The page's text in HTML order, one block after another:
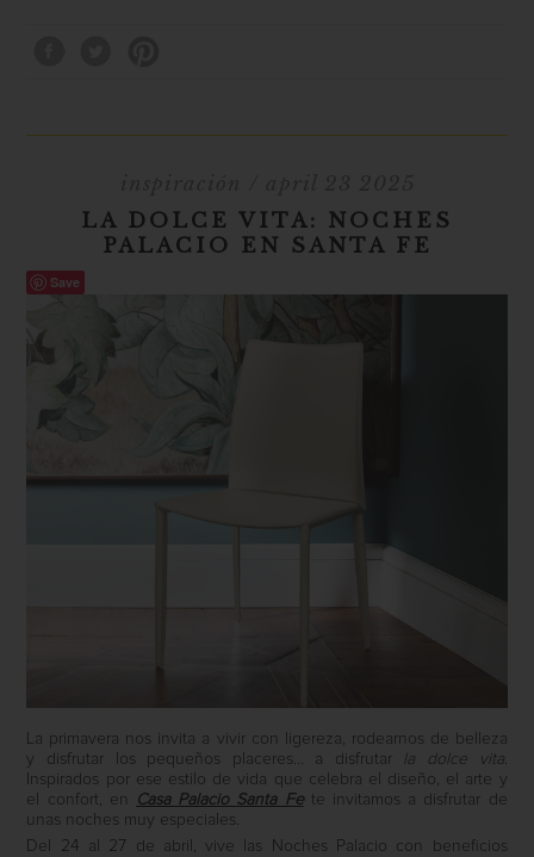
LA DOLCE VITA: NOCHES
PALACIO EN SANTA FE
Save
La primavera nos invita a vivir con ligereza, rodearnos de belleza
y disfrutar los pequeños placeres… a disfrutar la dolce vita.
Inspirados por ese estilo de vida que celebra el diseño, el arte y
el confort, en
Casa Palacio Santa Fete invitamos a disfrutar de
unas noches muy especiales.
Del 24 al 27 de abril, vive las Noches Palacio con beneficios